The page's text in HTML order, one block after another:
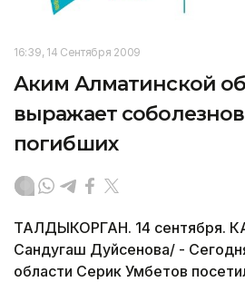
16:39, 14 Сентября 2009
Аким Алматинской
выражает
погибших
ТАЛДЫКОРГАН. 14 сентября.
Сандугаш Дуйсенова/ -
области Серик Умбетов